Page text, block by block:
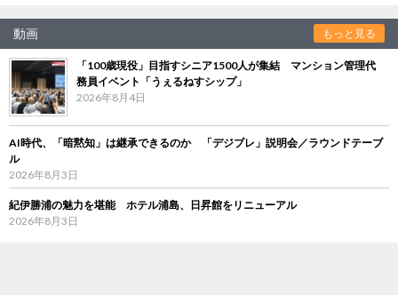
動画 もっと見る
「100歳現役」目指すシニア1500人が集結 マンション管理代
務員イベント「うぇるねすシップ」
2026年8月4日
AI時代、「暗黙知」は継承できるのか 「デジブレ」説明会／ラウンドテーブ
ル
2026年8月3日
紀伊勝浦の魅力を堪能 ホテル浦島、日昇館をリニューアル
2026年8月3日